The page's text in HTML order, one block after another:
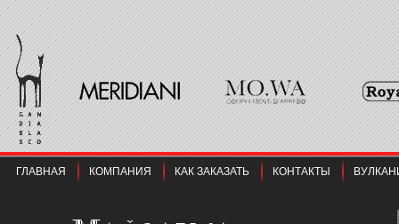
ГЛАВНАЯ КОМПАНИЯ КАК ЗАКАЗАТЬ КОНТАКТЫ